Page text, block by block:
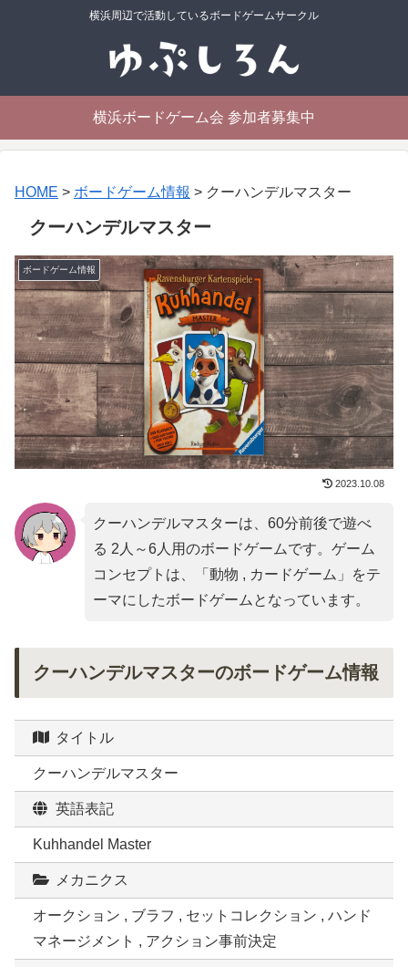
横浜周辺で活動しているボードゲームサークル
横浜ボードゲーム会 参加者募集中
HOME > ボードゲーム情報 > クーハンデルマスター
クーハンデルマスター
ボードゲーム情報
2023.10.08
クーハンデルマスターは、60分前後で遊べ
る 2人～6人用のボードゲームです。ゲーム
コンセプトは、「 動物 , カードゲーム 」をテ
ーマにしたボードゲームとなっています。
クーハンデルマスターのボードゲーム情報
タイトル
クーハンデルマスター
英語表記
Kuhhandel Master
メカニクス
オークション , ブラフ , セットコレクション , ハンド
マネージメント , アクション事前決定